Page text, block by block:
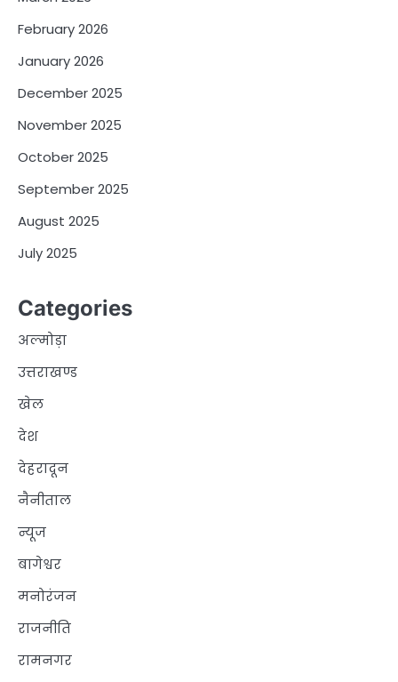
February 2026
January 2026
December 2025
November 2025
October 2025
September 2025
August 2025
July 2025
Categories
अल्मोड़ा
उत्तराखण्ड
खेल
देश
देहरादून
नैनीताल
न्यूज
बागेश्वर
मनोरंजन
राजनीति
रामनगर